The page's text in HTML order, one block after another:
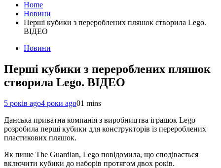
Home
Новини
Перші кубики з перероблених пляшок створила Lego.
ВІДЕО
Новини
Перші кубики з перероблених пляшок
створила Lego. ВІДЕО
5 років ago4 роки ago01 mins
Данська приватна компанія з виробництва іграшок Lego
розробила перші кубики для конструкторів із перероблених
пластикових пляшок.
Як пише The Guardian, Lego повідомила, що сподівається
включити кубики до наборів протягом двох років.